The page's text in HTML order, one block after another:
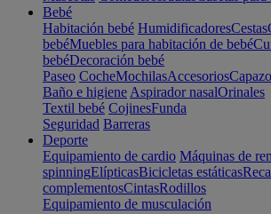
Bebé
Habitación bebé HumidificadoresCestas
bebéMuebles para habitación de bebé
bebéDecoración bebé
Paseo CocheMochilasAccesorios
Baño e higiene Aspirador nasalOrinales
Textil bebé CojinesFunda
Seguridad Barreras
Deporte
Equipamiento de cardio Máquinas de
spinningElípticasBicicletas estáticas
complementosCintasRodillos
Equipamiento de musculación